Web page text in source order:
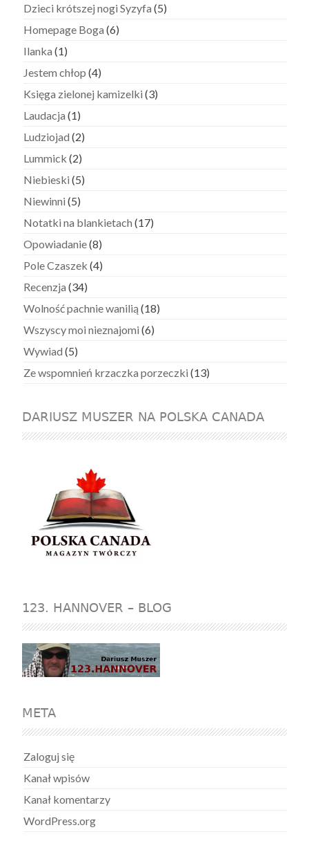
Dzieci krótszej nogi Syzyfa (5)
Homepage Boga (6)
Ilanka (1)
Jestem chłop (4)
Księga zielonej kamizelki (3)
Laudacja (1)
Ludziojad (2)
Lummick (2)
Niebieski (5)
Niewinni (5)
Notatki na blankietach (17)
Opowiadanie(8)
Pole Czaszek (4)
Recenzja (34)
Wolność pachnie wanilią (18)
Wszyscy moi nieznajomi (6)
Wywiad (5)
Ze wspomnień krzaczka porzeczki (13)
DARIUSZ MUSZER NA POLSKA CANADA
123. HANNOVER – BLOG
META
Zaloguj się
Kanał wpisów
Kanał komentarzy
WordPress.org